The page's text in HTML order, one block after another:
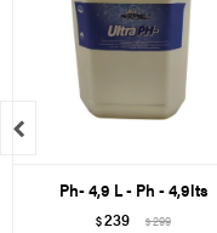
Ph- 4,9 L - Ph - 4,9lts
$239 $299
